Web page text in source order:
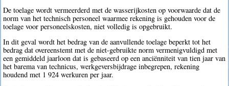
De toelage wordt vermeerderd met de wasserijkosten op voorwaarde dat de
norm van het technisch personeel waarmee rekening is gehouden voor de
toelage voor personeelskosten, niet volledig is opgebruikt.
In dit geval wordt het bedrag van de aanvullende toelage beperkt tot het
bedrag dat overeenstemt met de niet-gebruikte norm vermenigvuldigd met
een gemiddeld jaarloon dat is gebaseerd op een anciënniteit van tien jaar van
het barema van technicus, werkgeversbijdrage inbegrepen, rekening
houdend met 1 924 werkuren per jaar.